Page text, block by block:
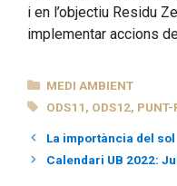
i en l’objectiu Residu
implementar accions
CATEGORIES
MEDI AMBIENT
ETIQUETES
ODS11, ODS12, PUNT-
La importància del sol
Calendari UB 2022: